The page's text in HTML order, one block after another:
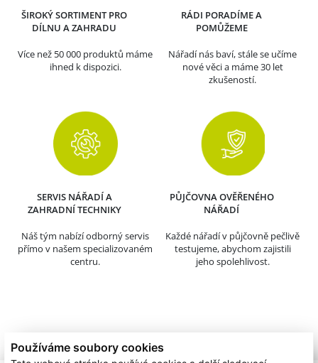
Používáme soubory cookies
ŠIROKÝ SORTIMENT PRO
DÍLNU A ZAHRADU
Více než 50 000 produktů máme
ihned k dispozici.
RÁDI PORADÍME A
POMŮŽEME
Nářadí nás baví, stále se učíme
nové věci a máme 30 let
zkušeností.
SERVIS NÁŘADÍ A
ZAHRADNÍ TECHNIKY
Náš tým nabízí odborný servis
přímo v našem specializovaném
centru.
PŮJČOVNA OVĚŘENÉHO
NÁŘADÍ
Každé nářadí v půjčovně pečlivě
testujeme, abychom zajistili
jeho spolehlivost.